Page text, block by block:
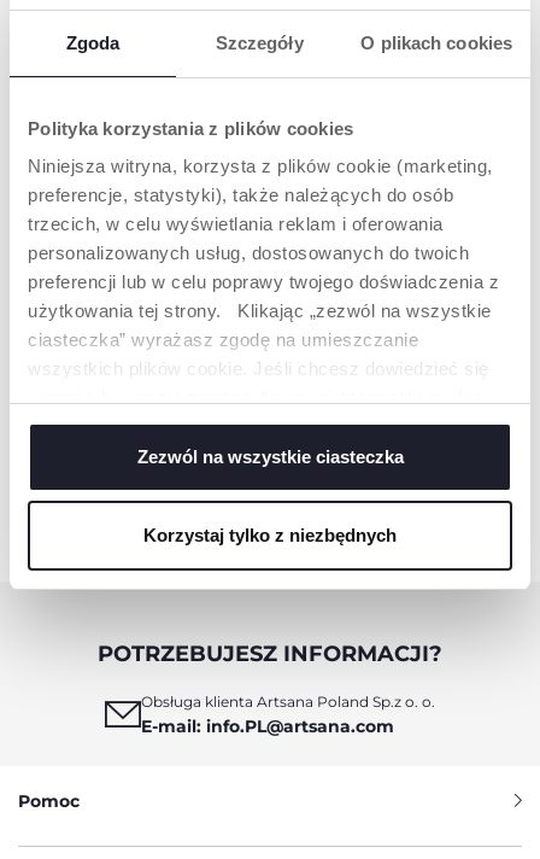
Zgoda Szczegóły O plikach cookies
Polityka korzystania z plików cookies
Niniejsza witryna, korzysta z plików cookie (marketing,
preferencje, statystyki), także należących do osób
trzecich, w celu wyświetlania reklam i oferowania
personalizowanych usług, dostosowanych do twoich
preferencji lub w celu poprawy twojego doświadczenia z
użytkowania tej strony. Klikając „zezwól na wszystkie
ciasteczka” wyrażasz zgodę na umieszczanie
wszystkich plików cookie. Jeśli chcesz dowiedzieć się
kliknij „Ustawienia”. Zamykając ten baner, wyrażasz
zgodę na używanie wyłącznie technicznych plików
cookie, które są niezbędne dla żądanej usługi.
Zezwól na wszystkie ciasteczka
Korzystaj tylko z niezbędnych
123
WODZIE
WIRUJĄCA ROZGWIAZDA
DO KĄPIELI
POTRZEBUJESZ INFORMACJI?
Obsługa klienta Artsana Poland Sp.z o. o.
E-mail: info.PL@artsana.com
Pomoc